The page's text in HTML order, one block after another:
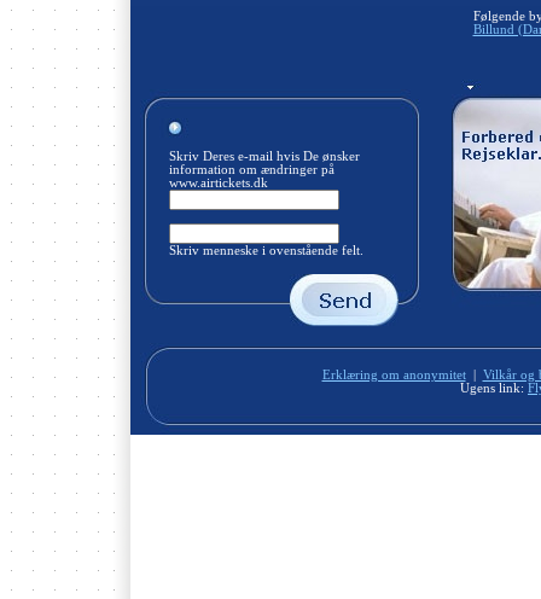
Følgende
Billund
Skriv Deres e-mail hvis De ønsker
information om ændringer på
www.airtickets.dk
Skriv menneske i ovenstående felt.
Erklæring om anonymitet| Vilkår og
Ugens link: